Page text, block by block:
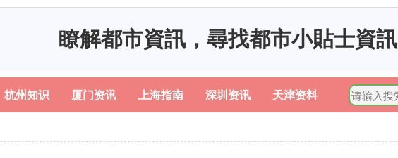
瞭解都市資訊，尋找都市小貼士資訊
杭州知识 厦门资讯 上海指南 深圳资讯 天津资料